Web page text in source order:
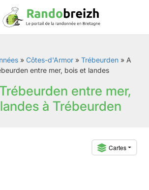
» Côtes-d'Armor» Trébeurden» A
entre mer, bois et landes
entre mer,
à Trébeurden
Cartes